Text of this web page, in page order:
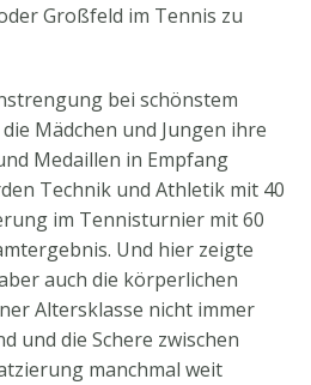
Großfeld im Tennis zu
bei schönstem
Mädchen und Jungen ihre
Medaillen in Empfang
Technik und Athletik mit 40
im Tennisturnier mit 60
Und hier zeigte
auch die körperlichen
Altersklasse nicht immer
und die Schere zwischen
manchmal weit